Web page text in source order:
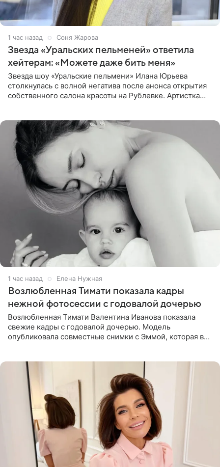
1 час назад Соня Жарова
Звезда «Уральских пельменей» ответила
хейтерам: «Можете даже бить меня»
Звезда шоу «Уральские пельмени» Илана Юрьева
столкнулась с волной негатива после анонса открытия
собственного салона красоты на Рублевке. Артистка
1 час назад Елена Нужная
Возлюбленная Тимати показала кадры
нежной фотосессии с годовалой дочерью
Возлюбленная Тимати Валентина Иванова показала
свежие кадры с годовалой дочерью. Модель
опубликовала совместные снимки с Эммой, которая в